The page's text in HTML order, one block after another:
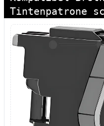
Tintenpatrone